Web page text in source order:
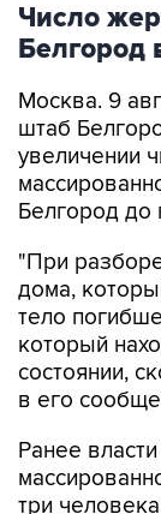
Число
Белгород
Москва. 9
штаб
увеличении
Белгород до
"При
дома,
тело
который
состоянии,
в его
Ранее власти
три